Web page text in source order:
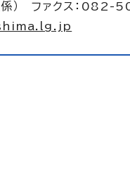
） ファクス：